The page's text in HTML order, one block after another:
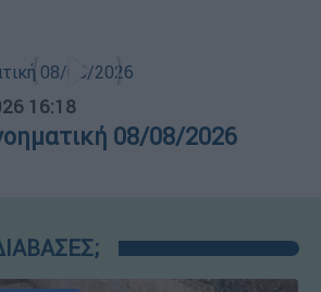
16:18
08/08/2026